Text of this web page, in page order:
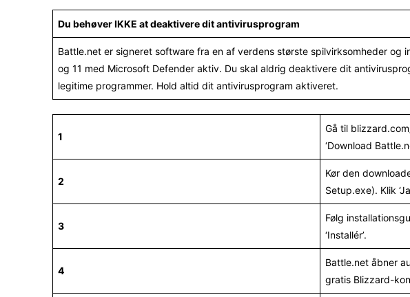
Du behøver IKKE at deaktivere dit antivirusprogram
Battle.net er signeret software fra en af verdens største spilvirksomheder og
og 11 med Microsoft Defender aktiv. Du skal aldrig deaktivere dit
legitime programmer. Hold altid dit antivirusprogram aktiveret.
1
Gå til
‘Download
2
Kør den
Setup.exe). Klik
3
Følg
‘Installér’.
4
Battle.net åbner
gratis Blizzard-